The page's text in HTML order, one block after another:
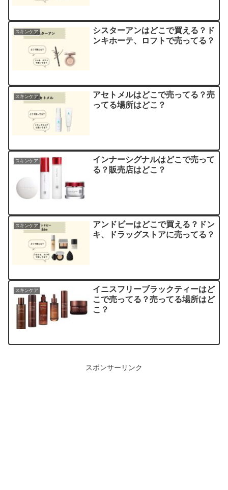
スキンケア
シスターアンはどこで買える？ド
ンキホーテ、ロフトで売ってる？
スキンケア
アセトメルはどこで売ってる？売
ってる場所はどこ？
スキンケア
インナーシグナルはどこで売って
る？販売店はどこ？
スキンケア
アンドビーはどこで買える？ドン
キ、ドラッグストアに売ってる？
スキンケア
イニスフリーブラックティーはど
こで売ってる？売ってる場所はど
こ？
スポンサーリンク